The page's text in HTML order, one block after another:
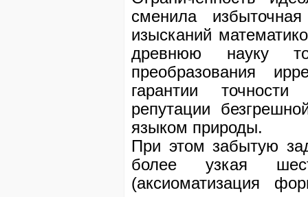
сменила
изысканий
древнюю науку
преобразования
гарантии
репутации
языком природы.
При этом забытую
более узкая
(аксиоматизация